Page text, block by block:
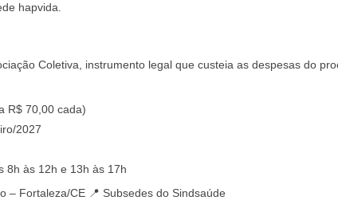
hapvida.
Coletiva, instrumento legal que custeia as despesas do
R$ 70,00 cada)
2027
8h às 12h e 13h às 17h
– Fortaleza/CE 📍 Subsedes do Sindsaúde